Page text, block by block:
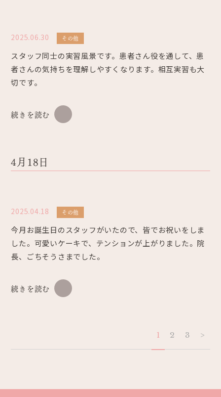
2025.06.30 その他
スタッフ同士の実習風景です。患者さん役を通して、患
者さんの気持ちを理解しやすくなります。相互実習も大
切です。
続きを読む
4月18日
2025.04.18 その他
今月お誕生日のスタッフがいたので、皆でお祝いをしま
した。可愛いケーキで、テンションが上がりました。院
長、ごちそうさまでした。
続きを読む
1 2 3 >